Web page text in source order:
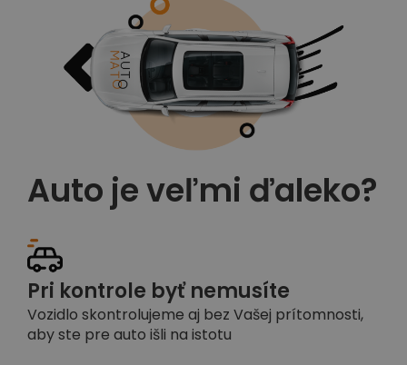
Auto je veľmi ďaleko?
Pri kontrole byť nemusíte
Vozidlo skontrolujeme aj bez Vašej prítomnosti,
aby ste pre auto išli na istotu